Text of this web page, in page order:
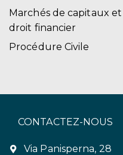
Marchés de capitaux et
droit financier
Procédure Civile
CONTACTEZ-NOUS
Via Panisperna, 28